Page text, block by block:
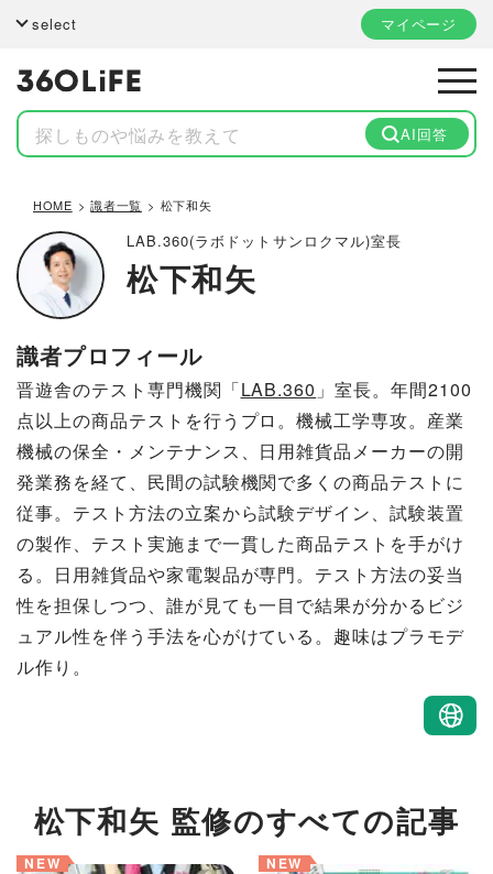
select マイページ
AI回答
HOME 識者一覧 松下和矢
LAB.360(ラボドットサンロクマル)室長
松下和矢
識者プロフィール
晋遊舎のテスト専門機関「LAB.360 」室長。年間2100
点以上の商品テストを行うプロ。機械工学専攻。産業
機械の保全・メンテナンス、日用雑貨品メーカーの開
発業務を経て、民間の試験機関で多くの商品テストに
従事。テスト方法の立案から試験デザイン、試験装置
の製作、テスト実施まで一貫した商品テストを手がけ
る。日用雑貨品や家電製品が専門。テスト方法の妥当
性を担保しつつ、誰が見ても一目で結果が分かるビジ
ュアル性を伴う手法を心がけている。趣味はプラモデ
ル作り。
松下和矢 監修のすべての記事
NEW NEW